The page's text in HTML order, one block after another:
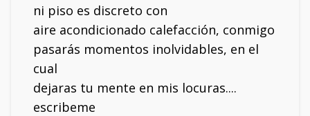
ni piso es discreto con
aire acondicionado calefacción, conmigo
pasarás momentos inolvidables, en el
cual
dejaras tu mente en mis locuras....
escribeme